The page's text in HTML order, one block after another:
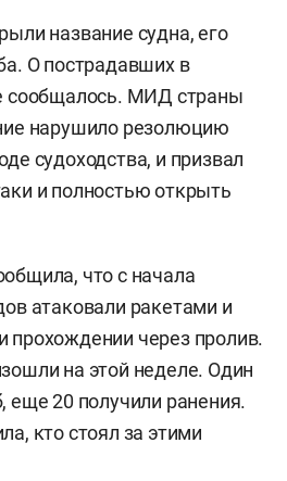
название судна, его
О пострадавших в
сообщалось. МИД страны
нарушило резолюцию
судоходства, и призвал
и полностью открыть
что с начала
атаковали ракетами и
прохождении через пролив.
на этой неделе. Один
еще 20 получили ранения.
кто стоял за этими